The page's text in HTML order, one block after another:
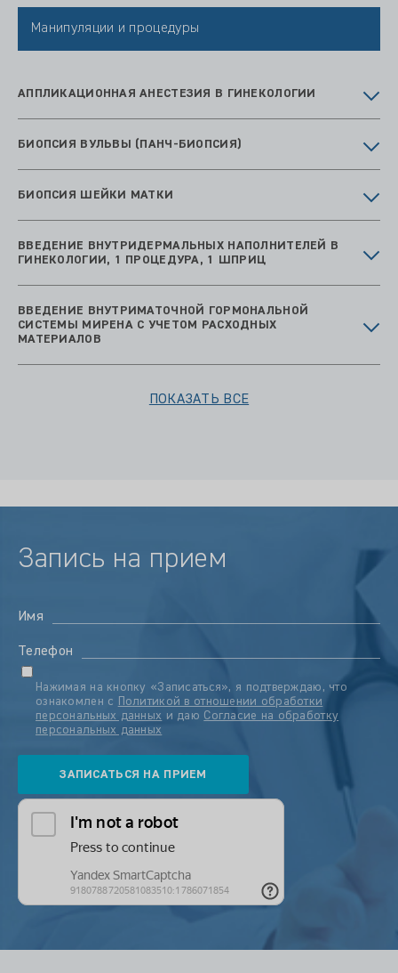
Манипуляции и процедуры
АППЛИКАЦИОННАЯ АНЕСТЕЗИЯ В ГИНЕКОЛОГИИ
БИОПСИЯ ВУЛЬВЫ (ПАНЧ-БИОПСИЯ)
БИОПСИЯ ШЕЙКИ МАТКИ
ВВЕДЕНИЕ ВНУТРИДЕРМАЛЬНЫХ НАПОЛНИТЕЛЕЙ В
ГИНЕКОЛОГИИ, 1 ПРОЦЕДУРА, 1 ШПРИЦ
ВВЕДЕНИЕ ВНУТРИМАТОЧНОЙ ГОРМОНАЛЬНОЙ
СИСТЕМЫ МИРЕНА С УЧЕТОМ РАСХОДНЫХ
МАТЕРИАЛОВ
ПОКАЗАТЬ ВСЕ
Запись на прием
Имя
Телефон
Нажимая на кнопку «Записаться», я подтверждаю, что
ознакомлен с
Политикой в отношении обработки
персональных данных и даю Согласие на обработку
персональных данных